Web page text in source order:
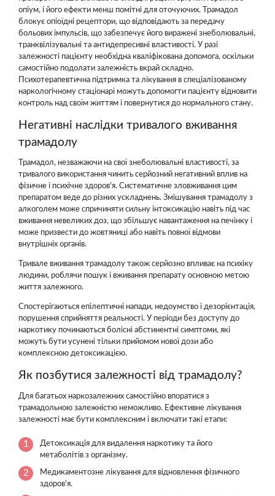
опіум, і його ефекти менш помітні для оточуючих. Трамадол
блокує опіоїдні рецептори, що відповідають за передачу
больових імпульсів, що забезпечує його виражені знеболювальні,
транквілізувальні та антидепресивні властивості. У разі
залежності пацієнту необхідна кваліфікована допомога, оскільки
самостійно подолати залежність вкрай складно.
Психотерапевтична підтримка та лікування в спеціалізованому
наркологічному стаціонарі можуть допомогти пацієнту відновити
контроль над своїм життям і повернутися до нормального стану.
Негативні наслідки тривалого вживання
трамадолу
Трамадол, незважаючи на свої знеболювальні властивості, за
тривалого використання чинить серйозний негативний вплив на
фізичне і психічне здоров'я. Систематичне зловживання цим
препаратом веде до різних ускладнень. Змішування трамадолу з
алкоголем може спричиняти сильну інтоксикацію навіть під час
вживання невеликих доз, що збільшує навантаження на печінку і
може призвести до жовтяниці або навіть повної відмови
внутрішніх органів.
Тривале вживання трамадолу також серйозно впливає на психіку
людини, роблячи пошук і вживання препарату основною метою
життя залежного.
Спостерігаються епілептичні напади, недоумство і дезорієнтація,
порушення сприйняття реальності. У періоди без доступу до
наркотику починаються болісні абстинентні симптоми, які
можуть бути усунені тільки прийомом нової дози або
комплексною детоксикацією.
Як позбутися залежності від трамадолу?
Для багатьох наркозалежних самостійно впоратися з
трамадольною залежністю неможливо. Ефективне лікування
залежності має бути комплексним і включати такі етапи:
Детоксикація для видалення наркотику та його
метаболітів з організму.
Медикаментозне лікування для відновлення фізичного
здоров'я.